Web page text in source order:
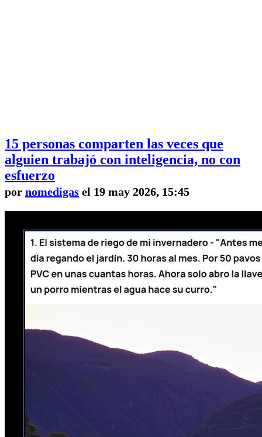
15 personas comparten las veces que
alguien trabajó con inteligencia, no con
esfuerzo
por nomedigas el 19 may 2026, 15:45